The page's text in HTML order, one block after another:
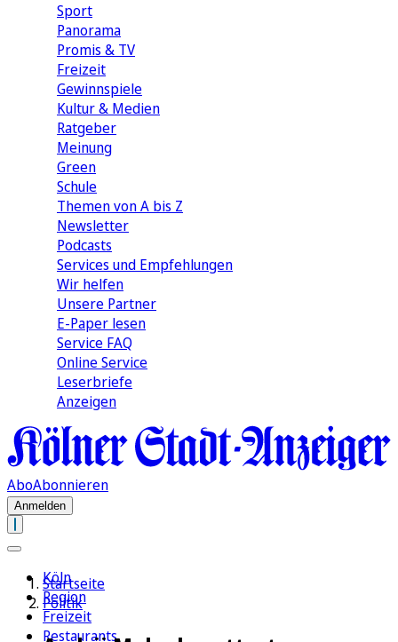
Sport
Panorama
Promis & TV
Freizeit
Gewinnspiele
Kultur & Medien
Ratgeber
Meinung
Green
Schule
Themen von A bis Z
Newsletter
Podcasts
Services und Empfehlungen
Wir helfen
Unsere Partner
E-Paper lesen
Service FAQ
Online Service
Leserbriefe
Anzeigen
AboAbonnieren
Anmelden
Köln
Region
Freizeit
Restaurants
Startseite
Politik